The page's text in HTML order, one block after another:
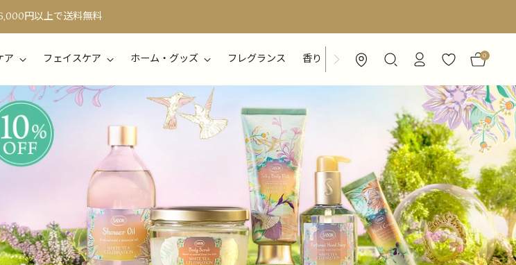
円以上で送料無料
ア フェイスケア ホーム・グッズ フレグランス 香り 特集ページ 0